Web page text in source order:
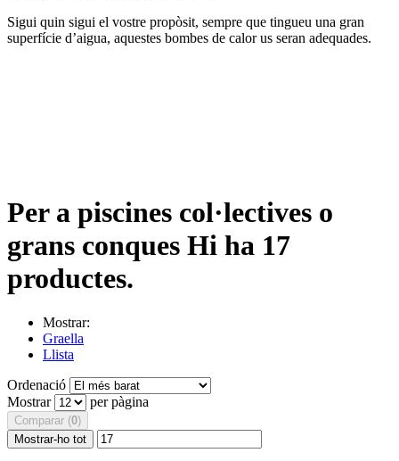
Sigui quin sigui el vostre propòsit, sempre que tingueu una gran
superfície d’aigua, aquestes bombes de calor us seran adequades.
Per a piscines col·lectives o
grans conques Hi ha 17
productes.
Mostrar:
Graella
Llista
Ordenació
Mostrar
per pàgina
Comparar (0)
Mostrar-ho tot